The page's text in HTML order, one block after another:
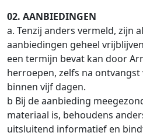
02. AANBIEDINGEN
a. Tenzij anders vermeld, zijn
aanbiedingen geheel
een termijn bevat kan door
herroepen, zelfs na
binnen vijf dagen.
b Bij de aanbieding
materiaal is, behoudens
uitsluitend informatief en